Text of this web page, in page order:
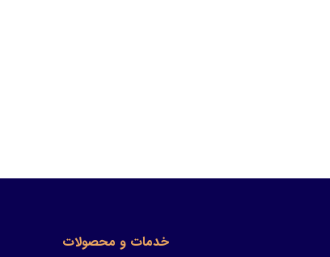
خدمات و محصولات